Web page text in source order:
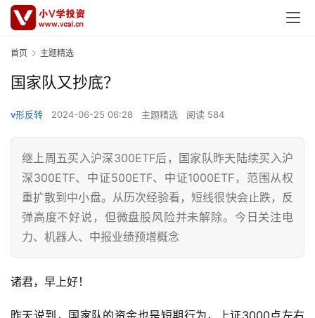
首页 主题精选
国家队又抄底？
v形反转 2024-06-25 06:28 主题精选 阅读 584
继上周五买入沪深300ETF后，国家队昨天陆续买入沪
深300ETF、中证500ETF、中证1000ETF，范围从权
重扩散到中小盘。从历次经验看，短线很快会止跌，反
弹高度不好说，但微盘股风险并未解除。今日关注电
力、机器人、中报业绩预增概念
诸君，早上好！